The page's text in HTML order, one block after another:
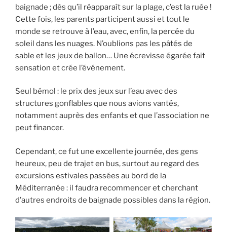
baignade ; dès qu’il réapparaît sur la plage, c’est la ruée !
Cette fois, les parents participent aussi et tout le
monde se retrouve à l’eau, avec, enfin, la percée du
soleil dans les nuages. N’oublions pas les pâtés de
sable et les jeux de ballon… Une écrevisse égarée fait
sensation et crée l’événement.
Seul bémol : le prix des jeux sur l’eau avec des
structures gonflables que nous avions vantés,
notamment auprès des enfants et que l’association ne
peut financer.
Cependant, ce fut une excellente journée, des gens
heureux, peu de trajet en bus, surtout au regard des
excursions estivales passées au bord de la
Méditerranée : il faudra recommencer et cherchant
d’autres endroits de baignade possibles dans la région.